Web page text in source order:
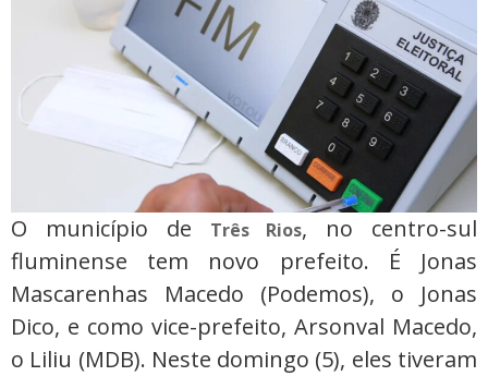
O município de Três Rios, no centro-sul
fluminense tem novo prefeito. É Jonas
Mascarenhas Macedo (Podemos), o Jonas
Dico, e como vice-prefeito, Arsonval Macedo,
o Liliu (MDB). Neste domingo (5), eles tiveram